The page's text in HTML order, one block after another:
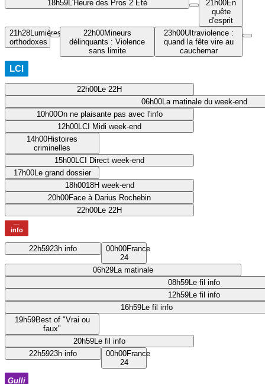
18h59L'Heure des Pros 2 Été 21h00En
quête
d'esprit
21h28Lumières
orthodoxes
22h00Mineurs
délinquants : Violence
sans limite
23h00Ultraviolence :
quand la fête vire au
cauchemar
22h00Le 22H
06h00La matinale du week-end
10h00On ne plaisante pas avec l'info
12h00LCI Midi week-end
14h00Histoires
criminelles
15h00LCI Direct week-end
17h00Le grand dossier
18h0018H week-end
20h00Face à Darius Rochebin
22h00Le 22H
22h5923h info 00h00France
24
06h29La matinale
08h59Le fil info
12h59Le fil info
16h59Le fil info
19h59Best of "Vrai ou
faux"
20h59Le fil info
22h5923h info 00h00France
24